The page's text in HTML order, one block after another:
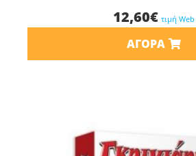
12,60€ τιμή Web
ΑΓΟΡΆ